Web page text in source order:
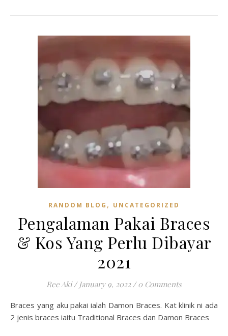
RANDOM BLOG , UNCATEGORIZED
Pengalaman Pakai Braces
& Kos Yang Perlu Dibayar
2021
Ree Aki / January 9, 2022 / 0 Comments
Braces yang aku pakai ialah Damon Braces. Kat klinik ni ada
2 jenis braces iaitu Traditional Braces dan Damon Braces